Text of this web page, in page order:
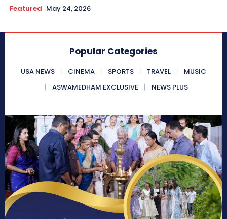
Featured May 24, 2026
Popular Categories
USA NEWS CINEMA SPORTS TRAVEL
MUSIC
ASWAMEDHAM EXCLUSIVE
NEWS PLUS